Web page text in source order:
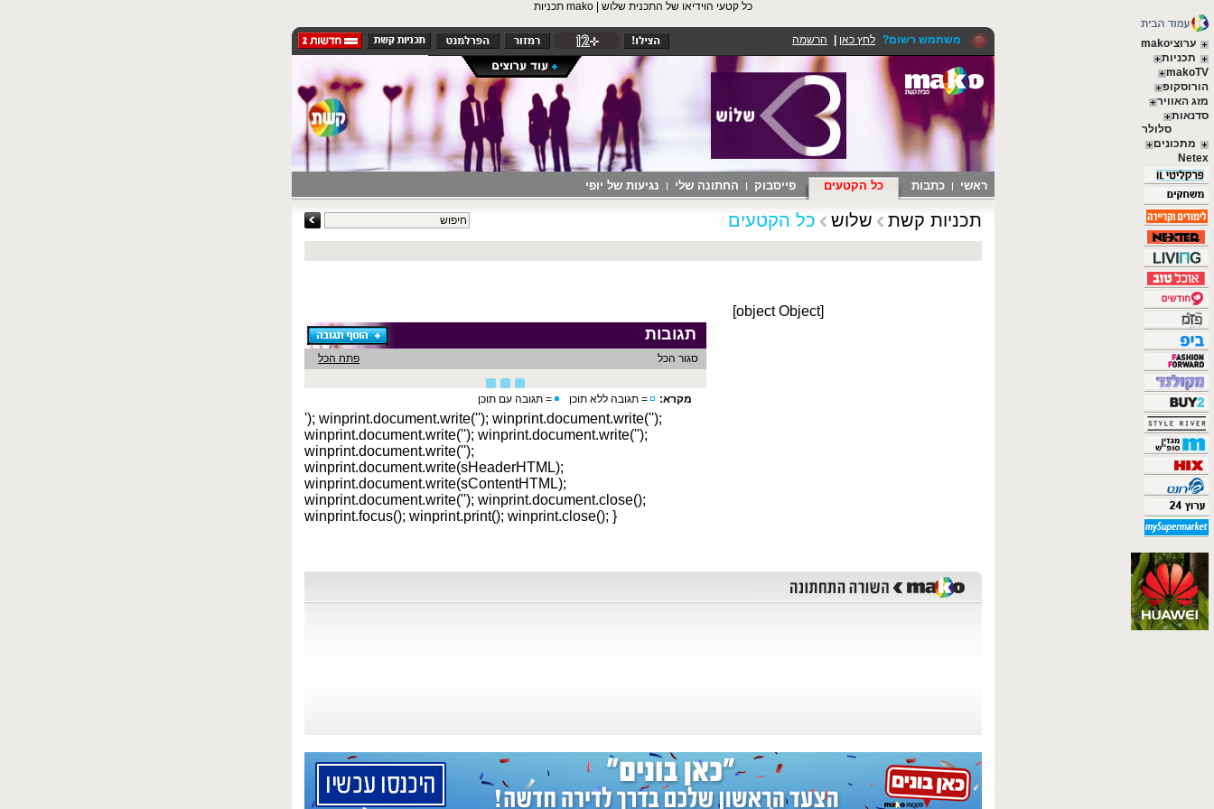
כל קטעי הוידיאו של התכנית שלוש | mako תכניות
משתמש רשום? לחץ כאן הרשמה
חדשות תרבות
תכניות קשת
גברים
נשים ספורט
רכב
חופש
רוח אוכל
בית ומשפחה
NEXTER מוזיקה
ראשי כתבות כל הקטעים פייסבוק החתונה שלי נגיעות של יופי
כל הקטעים שלוש תכניות קשת
תגובות
פתח הכל סגור הכל
מקרא: = תגובה ללא תוכן = תגובה עם תוכן
'); winprint.document.write(''); winprint.document.write('');
winprint.document.write(''); winprint.document.write('');
winprint.document.write('');
winprint.document.write(sHeaderHTML);
winprint.document.write(sContentHTML);
winprint.document.write(''); winprint.document.close();
winprint.focus(); winprint.print(); winprint.close(); }
[object Object]
ערוציmako
תכניות
makoTV
הורוסקופ
מזג האוויר
סדנאות
סלולר
מתכונים
Netex